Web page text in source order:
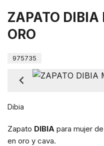
ZAPATO DIBIA
ORO
975735
Dibia
Zapato DIBIA para mujer
en oro y cava.